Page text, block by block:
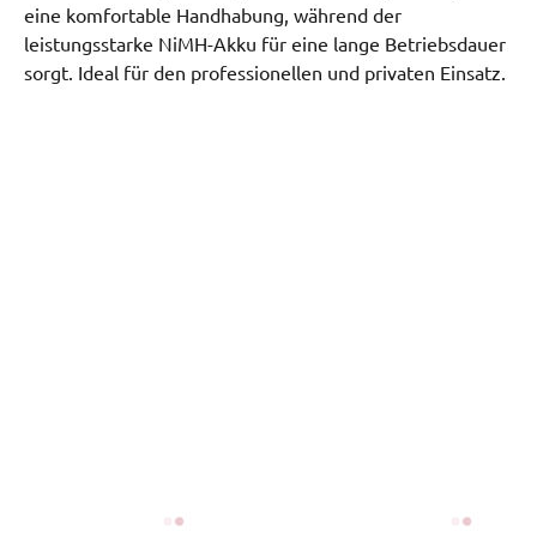
eine komfortable Handhabung, während der
leistungsstarke NiMH-Akku für eine lange Betriebsdauer
sorgt. Ideal für den professionellen und privaten Einsatz.